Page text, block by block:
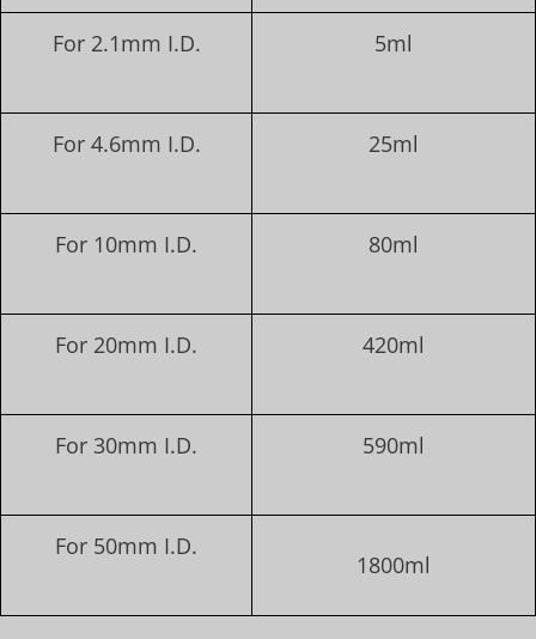
For 2.1mm I.D. 5ml
For 4.6mm I.D. 25ml
For 10mm I.D. 80ml
For 20mm I.D. 420ml
For 30mm I.D. 590ml
For 50mm I.D.
1800ml